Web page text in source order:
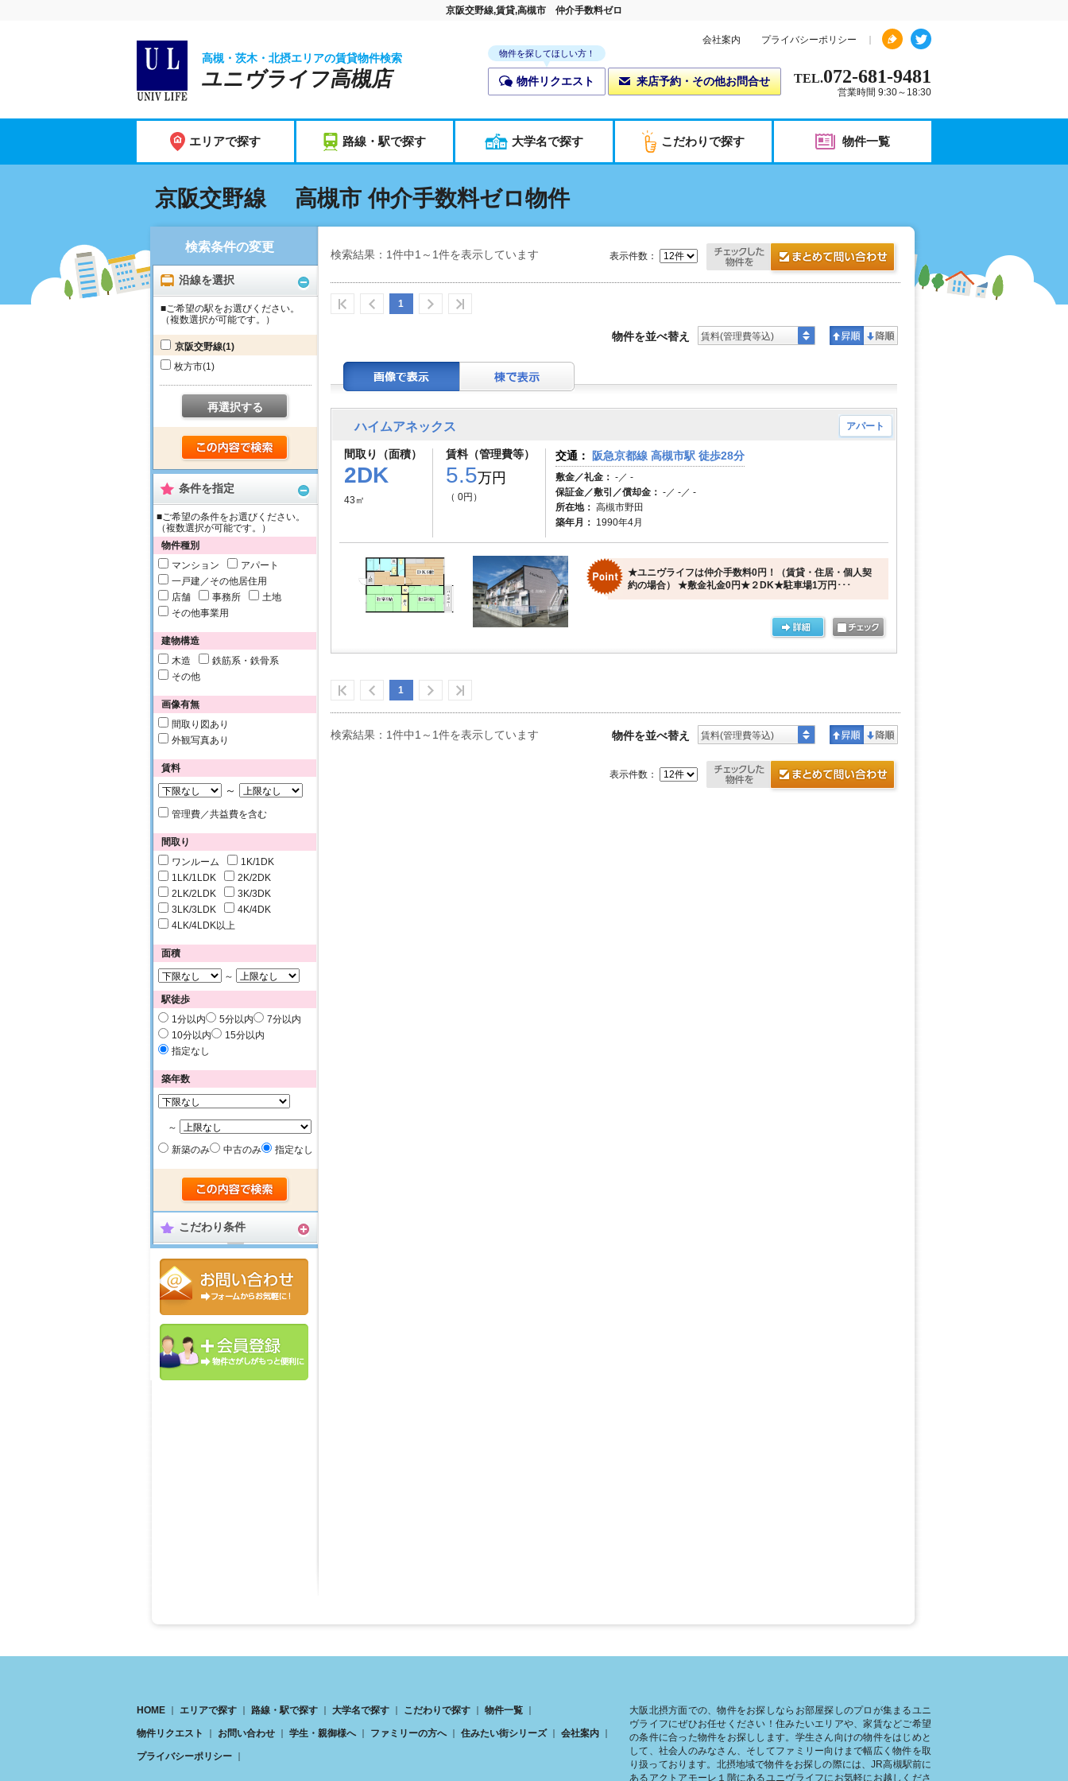
検索条件の変更
沿線を選択
■ご希望の駅をお選びください。
（複数選択が可能です。）
京阪交野線(1)
枚方市(1)
再選択する
条件を指定
■ご希望の条件をお選びください。
（複数選択が可能です。）
物件種別
マンション
アパート
一戸建／その他居住用
店舗
事務所
土地
その他事業用
建物構造
木造
鉄筋系・鉄骨系
その他
画像有無
間取り図あり
外観写真あり
賃料
～
管理費／共益費を含む
間取り
ワンルーム
1K/1DK
1LK/1LDK
2K/2DK
2LK/2LDK
3K/3DK
3LK/3LDK
4K/4DK
4LK/4LDK以上
面積
～
駅徒歩
1分以内
5分以内
7分以内
10分以内
15分以内
指定なし
築年数
～
新築のみ
中古のみ 指定なし
こだわり条件
京阪交野線,賃貸,高槻市 仲介手数料ゼロ
高槻・茨木・北摂エリアの賃貸物件検索
ユニヴライフ高槻店
会社案内 プライバシーポリシー
物件を探してほしい方！
物件リクエスト 来店予約・その他お問合せ TEL.072-681-9481
営業時間 9:30～18:30
エリアで探す 路線・駅で探す 大学名で探す こだわりで探す 物件一覧
京阪交野線 高槻市 仲介手数料ゼロ物件
検索結果：1件中1～1件を表示しています
1
表示件数：
物件を並べ替え 賃料(管理費等込)
ハイムアネックス アパート
間取り（面積）
2DK
43㎡
賃料（管理費等）
5.5万円
（ 0円）
交通： 阪急京都線 高槻市駅 徒歩28分
敷金／礼金： -／ -
保証金／敷引／償却金： -／ -／ -
所在地： 高槻市野田
築年月： 1990年4月
★ユニヴライフは仲介手数料0円！（賃貸・住居・個人契
約の場合） ★敷金礼金0円★２DK★駐車場1万円･･･
物件を並べ替え 賃料(管理費等込)
1
表示件数：
検索結果：1件中1～1件を表示しています
HOME エリアで探す 路線・駅で探す 大学名で探す こだわりで探す 物件一覧
物件リクエスト お問い合わせ 学生・親御様へ ファミリーの方へ 住みたい街シリーズ 会社案内
プライバシーポリシー
大阪北摂方面での、物件をお探しならお部屋探しのプロが集まるユニ
ヴライフにぜひお任せください！住みたいエリアや、家賃などご希望
の条件に合った物件をお探しします。学生さん向けの物件をはじめと
して、社会人のみなさん、そしてファミリー向けまで幅広く物件を取
り扱っております。北摂地域で物件をお探しの際には、JR高槻駅前に
あるアクトアモーレ１階にあるユニヴライフにお気軽にお越しくださ